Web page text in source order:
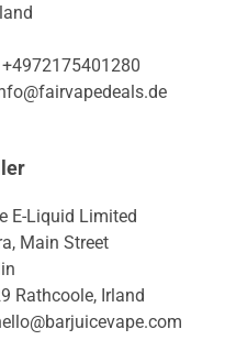
E-Liquid Limited
Main Street
Rathcoole, Irland